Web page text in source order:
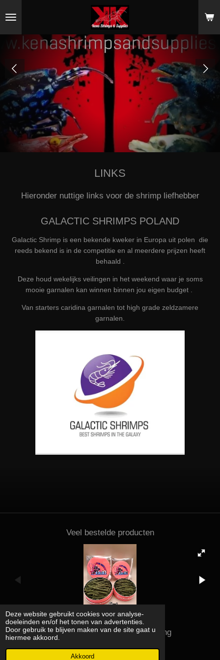
Deze website gebruikt cookies voor analyse-
doeleinden en/of het tonen van advertenties.
Door gebruik te blijven maken van de site gaat u
hiermee akkoord.
Akkoord
direct
hoofdinhoud
LINKS
Hieronder nuttige links voor de shrimp liefhebber
GALACTIC SHRIMPS POLAND
Galactic Shrimp is een bekende kweker in Europa uit polen die
reeds bekend is in de competitie en al meerdere prijzen heeft
behaald .
Deze houd wekelijks veilingen in het weekend waar je soms
mooie garnalen kan winnen binnen jou eigen budget .
Van starters caridina garnalen tot high grade zeldzamere
garnalen.
Veel bestelde producten
Kena shrimps and supplies rating
© 2023 - 2026 Kena shrimps and supplies